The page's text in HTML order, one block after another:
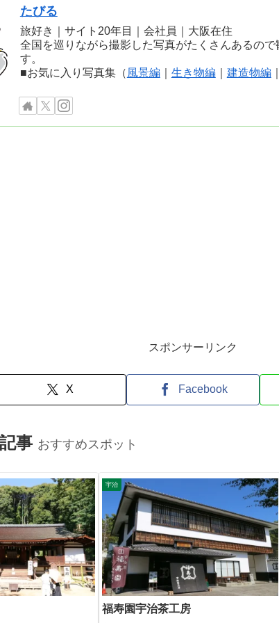
たびる
旅好き｜サイト20年目｜会社員｜大阪在住
全国を巡りながら撮影した写真がたくさんあるの
す。
■お気に入り写真集（ 風景編｜ 生き物編｜ 建造物編｜
スポンサーリンク
X Facebook
事 おすすめスポット
宇治
福寿園宇治茶工房